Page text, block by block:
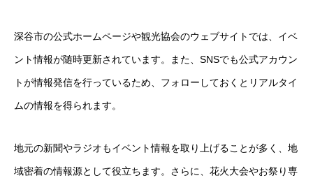
深谷市の公式ホームページや観光協会のウェブサイトでは、イベ
ント情報が随時更新されています。また、SNSでも公式アカウン
トが情報発信を行っているため、フォローしておくとリアルタイ
ムの情報を得られます。
地元の新聞やラジオもイベント情報を取り上げることが多く、地
域密着の情報源として役立ちます。さらに、花火大会やお祭り専